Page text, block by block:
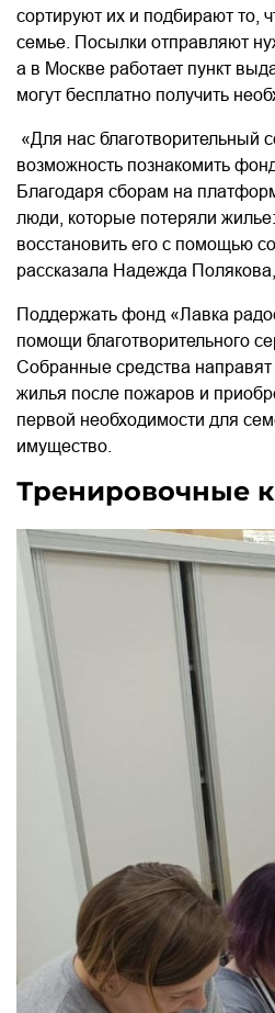
сортируют их и подбирают то,
семье. Посылки отправляют
а в Москве работает пункт
могут бесплатно получить
«Для нас благотворительный
возможность познакомить
Благодаря сборам на
люди, которые потеряли
восстановить его с помощью
рассказала Надежда
Поддержать фонд «Лавка
помощи благотворительного
Собранные средства
жилья после пожаров и
первой необходимости для
имущество.
Тренировочные